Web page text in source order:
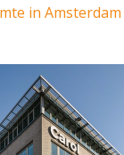
in Amsterdam